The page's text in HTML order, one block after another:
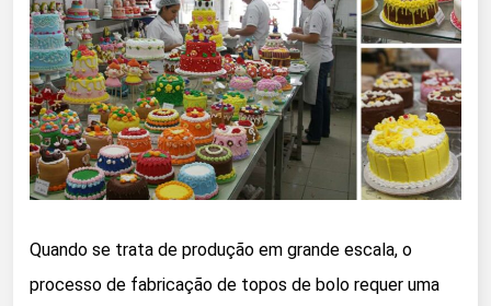
Quando se trata de produção em grande escala, o
processo de fabricação de topos de bolo requer uma